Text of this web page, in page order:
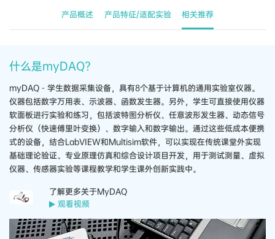
产品概述 产品特征/适配实验 相关推荐
什么是myDAQ?
myDAQ - 学生​数据​采集​设备，​具有​8​个​基于​计算​机​的​通用​实验​室​仪器。​
仪器​包括​数字​万​用​表、​示波器、​函数​发生​器。​另外，​学生​可​直接​使用​仪器​
软​面板​进行​实验​和​练习，​包括​波特​图​分析​仪、​任意​波形​发生​器、​动态​信号​
分析​仪​（快速​傅​里​叶​变换）、​数字​输入​和​数字​输出。​通过​这些​低成本​便​携​
式​的​设备，​结合​LabVIEW​和​Multisim​软件，​可以​实现​在​传统​课堂​外​实现​
基础​理论​验证、​专业​原理​仿真​和​综合​设计​项目​开发，​用于​测试​测量、​虚拟​
仪器、​传感器​实验​等​课程​教学​和​学生​课外​创新​实践​中。
了解更多关于MyDAQ
观看视频